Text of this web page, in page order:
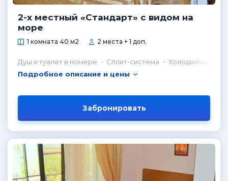
2-х местный «Стандарт» с видом на
море
1 комната 40 м2 2 места + 1 доп.
Душ и туалет в номере Сплит-система
Холодильник в
Подробное описание и цены
Забронировать